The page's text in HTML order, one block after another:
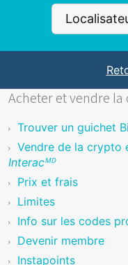
Acheter et vendre la
Trouver un guichet
Vendre de la crypto
Interacᴹᴰ
Prix et frais
Limites
Info sur les codes
Devenir membre
Instapoints